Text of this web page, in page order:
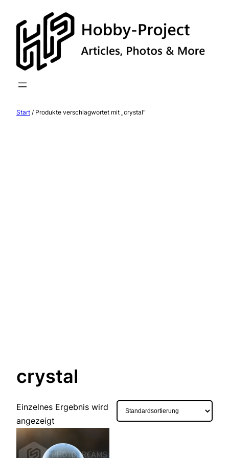
Inhalt
springen
Start / Produkte verschlagwortet mit „crystal“
crystal
Einzelnes Ergebnis wird
angezeigt